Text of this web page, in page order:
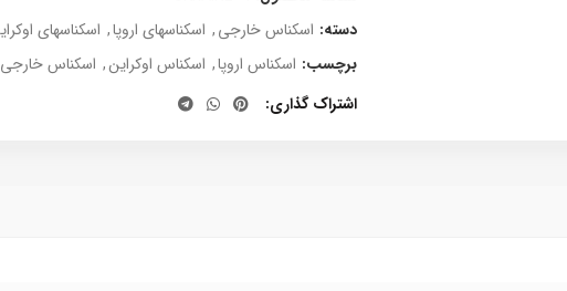
دسته: اسکناس خارجی, اسکناسهای اروپا, اسکناسهای
برچسب: اسکناس اروپا, اسکناس اوکراین, اسکناس خارجی
اشتراک گذاری